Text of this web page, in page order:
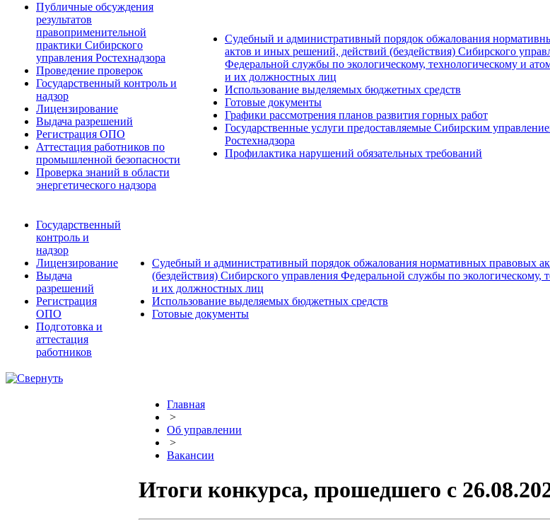
Публичные обсуждения
результатов
правоприменительной
практики Сибирского
управления Ростехнадзора
Проведение проверок
Государственный контроль и
надзор
Лицензирование
Выдача разрешений
Регистрация ОПО
Аттестация работников по
промышленной безопасности
Проверка знаний в области
энергетического надзора
Судебный и административный порядок обжалования
актов и иных решений, действий (бездействия) Сибирского
Федеральной службы по экологическому, технологическому и
и их должностных лиц
Использование выделяемых бюджетных средств
Готовые документы
Графики рассмотрения планов развития горных работ
Государственные услуги предоставляемые Сибирским
Ростехнадзора
Профилактика нарушений обязательных требований
Государственный
контроль и
надзор
Лицензирование
Выдача
разрешений
Регистрация
ОПО
Подготовка и
аттестация
работников
Судебный и административный порядок обжалования нормативных правовых
(бездействия) Сибирского управления Федеральной службы по экологическому,
и их должностных лиц
Использование выделяемых бюджетных средств
Готовые документы
Главная
>
Об управлении
>
Вакансии
Итоги конкурса, прошедшего с